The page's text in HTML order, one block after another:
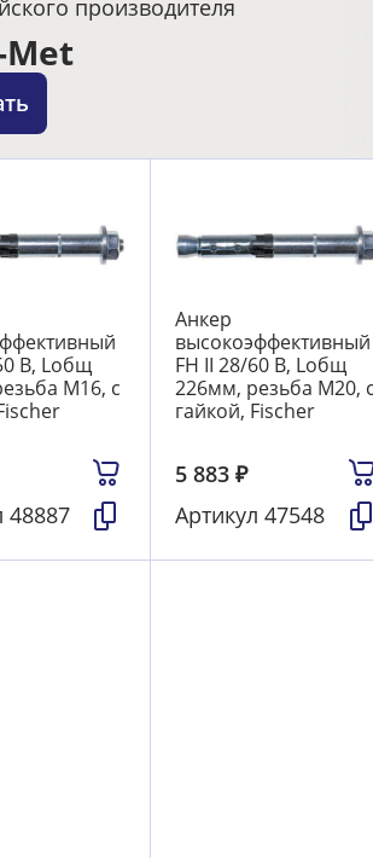
производителя
В, Lобщ
М16, с
48887
Анкер
высокоэффективный
FH II 28/60 B, Lобщ
226мм, резьба М20, с
гайкой, Fischer
5 883₽
Артикул47548